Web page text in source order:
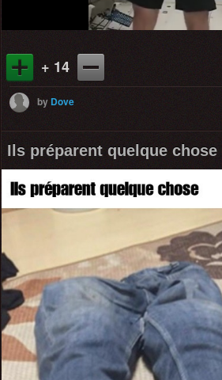
+ 14
byDove
Ils préparent quelque chose